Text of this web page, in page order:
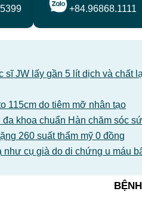
+84.96868.1111
JW lấy gần 5 lít dịch và chất
115cm do tiêm mỡ nhân tạo
khoa chuẩn Hàn chăm sóc
260 suất thẩm mỹ 0 đồng
cụ già do di chứng u máu